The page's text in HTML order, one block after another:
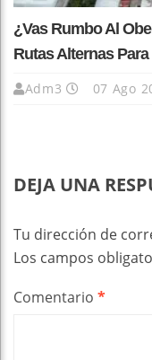
¿Vas Rumbo Al
Rutas Alternas
Adm3 07 Ago
DEJA UNA
Tu dirección de
Los campos
Comentario *